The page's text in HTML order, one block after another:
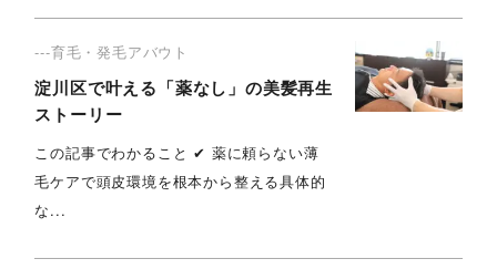
---育毛・発毛アバウト
淀川区で叶える「薬なし」の美髪再生
ストーリー
この記事でわかること ✔︎ 薬に頼らない薄
毛ケアで頭皮環境を根本から整える具体的
な...